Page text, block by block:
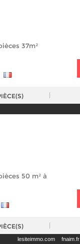
37m²
50 m² à
lesiteimmo.com fnaim.fr